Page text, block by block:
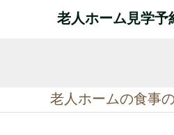
老人ホーム見学予
老人ホームの食事